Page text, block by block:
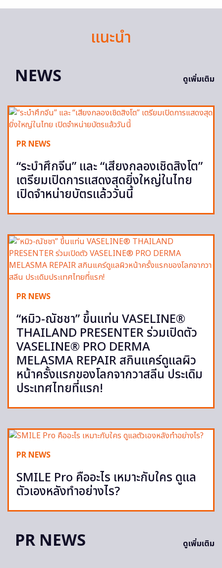
แนะนำ
NEWS
ดูเพิ่มเติม
PR NEWS
“ระบำศึกจีน” และ “เสียงกลองเชิดสิงโต”
เตรียมเปิดการแสดงสุดยิ่งใหญ่ในไทย
เปิดจำหน่ายบัตรแล้ววันนี้
PR NEWS
“หมิว-ณัชชา” ขึ้นแท่น VASELINE®
THAILAND PRESENTER ร่วมเปิดตัว
VASELINE® PRO DERMA
MELASMA REPAIR สกินแคร์ดูแลผิว
หน้าครั้งแรกของโลกจากวาสลีน ประเดิม
ประเทศไทยที่แรก!
PR NEWS
SMILE Pro คืออะไร เหมาะกับใคร ดูแล
ตัวเองหลังทำอย่างไร?
PR NEWS ดูเพิ่มเติม